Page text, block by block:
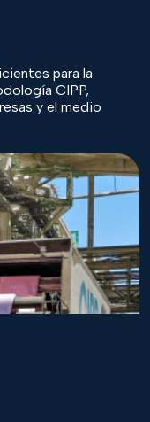
para la
CIPP,
y el medio